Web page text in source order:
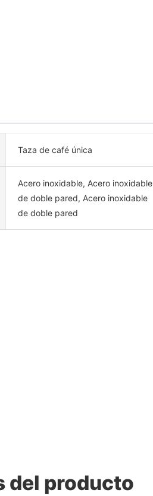
Taza de café única
Acero inoxidable, Acero inoxidable
de doble pared, Acero inoxidable
de doble pared
del producto